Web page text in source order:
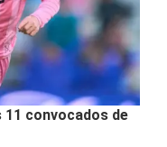
convocados de